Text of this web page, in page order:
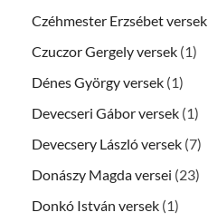
Czéhmester Erzsébet versek
Czuczor Gergely versek (1)
Dénes György versek (1)
Devecseri Gábor versek (1)
Devecsery László versek (7)
Donászy Magda versei (23)
Donkó István versek (1)